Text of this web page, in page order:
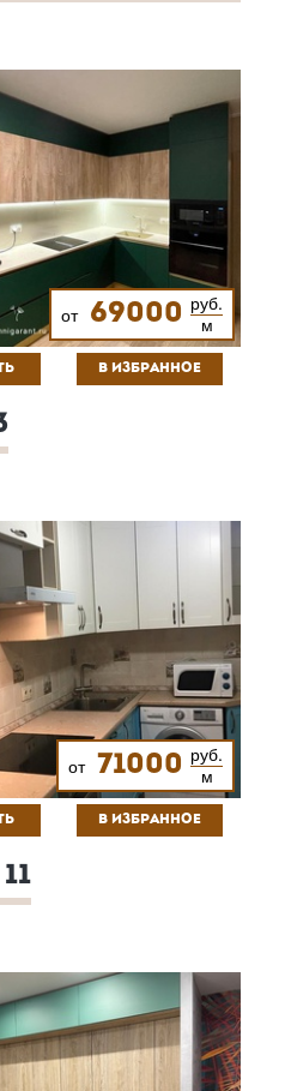
от 69000 руб.
м
В ИЗБРАННОЕ
от 71000 руб.
м
В ИЗБРАННОЕ